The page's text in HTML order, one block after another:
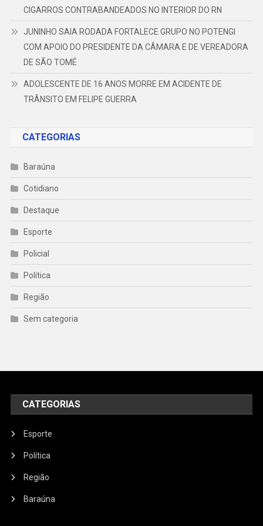
CIGARROS CONTRABANDEADOS NO INTERIOR DO RN
JUNINHO SAIA RODADA FORTALECE GRUPO NO POTENGI
COM APOIO DO PRESIDENTE DA CÂMARA E DE VEREADORA
DE SÃO TOMÉ
ADOLESCENTE DE 16 ANOS MORRE EM ACIDENTE DE
TRÂNSITO EM FELIPE GUERRA
CATEGORIAS
Baraúna
Cotidiano
Destaque
Esporte
Policial
Política
Região
Sem categoria
CATEGORIAS
Esporte
Política
Região
Baraúna